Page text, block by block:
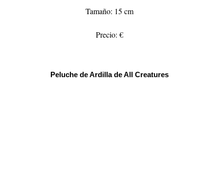
Tamaño: 15 cm
Precio: €
Peluche de Ardilla de All Creatures